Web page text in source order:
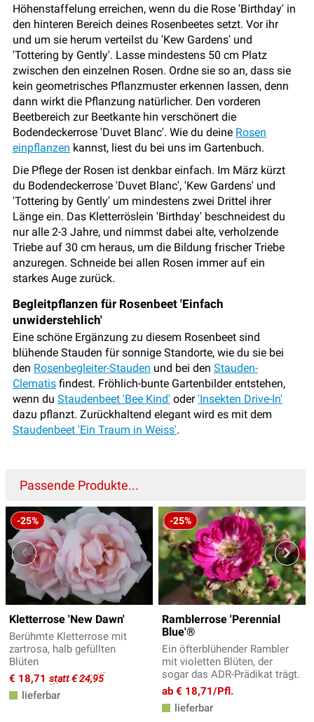
Höhenstaffelung erreichen, wenn du die Rose 'Birthday' in
den hinteren Bereich deines Rosenbeetes setzt. Vor ihr
und um sie herum verteilst du 'Kew Gardens' und
'Tottering by Gently'. Lasse mindestens 50 cm Platz
zwischen den einzelnen Rosen. Ordne sie so an, dass sie
kein geometrisches Pflanzmuster erkennen lassen, denn
dann wirkt die Pflanzung natürlicher. Den vorderen
Beetbereich zur Beetkante hin verschönert die
Bodendeckerrose 'Duvet Blanc'. Wie du deine Rosen
einpflanzen kannst, liest du bei uns im Gartenbuch.
Die Pflege der Rosen ist denkbar einfach. Im März kürzt
du Bodendeckerrose 'Duvet Blanc', 'Kew Gardens' und
'Tottering by Gently' um mindestens zwei Drittel ihrer
Länge ein. Das Kletterröslein 'Birthday' beschneidest du
nur alle 2-3 Jahre, und nimmst dabei alte, verholzende
Triebe auf 30 cm heraus, um die Bildung frischer Triebe
anzuregen. Schneide bei allen Rosen immer auf ein
starkes Auge zurück.
Begleitpflanzen für Rosenbeet 'Einfach
unwiderstehlich'
Eine schöne Ergänzung zu diesem Rosenbeet sind
blühende Stauden für sonnige Standorte, wie du sie bei
den Rosenbegleiter-Stauden und bei den Stauden-
Clematis findest. Fröhlich-bunte Gartenbilder entstehen,
wenn du Staudenbeet 'Bee Kind' oder'Insekten Drive-In'
dazu pflanzt. Zurückhaltend elegant wird es mit dem
Staudenbeet 'Ein Traum in Weiss'.
Passende Produkte...
-25%
Kletterrose 'New Dawn'
Berühmte Kletterrose mit
zartrosa, halb gefüllten
Blüten
€ 18,71 statt € 24,95
lieferbar
-25%
Ramblerrose 'Perennial
Blue'®
Ein öfterblühender Rambler
mit violetten Blüten, der
sogar das ADR-Prädikat trägt.
ab € 18,71/Pfl.
lieferbar